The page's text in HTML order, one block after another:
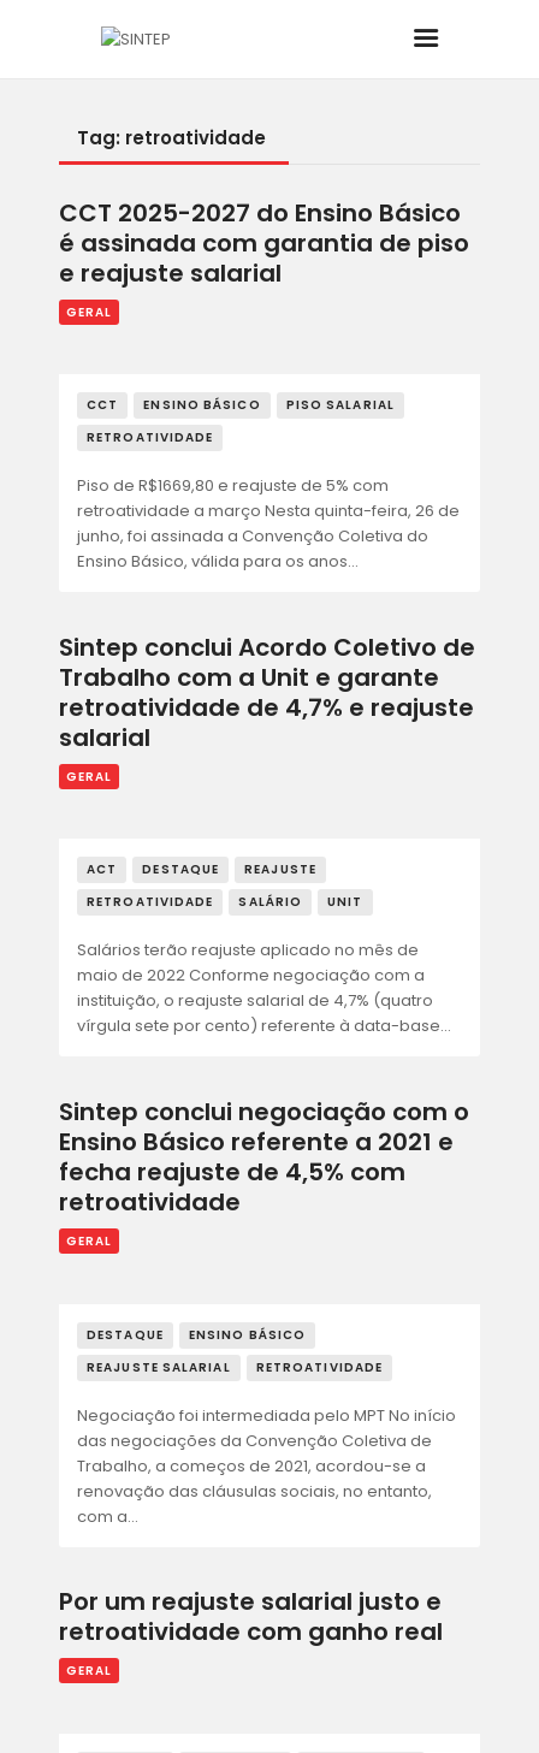
INÍCIO
O SINDICATO
JURÍDICO
NOTÍCIAS
CONVÊNIOS
ACORDOS E CONVENÇÕES
Tag: retroatividade
CCT 2025-2027 do Ensino Básico
é assinada com garantia de piso
e reajuste salarial
GERAL
CCT ENSINO BÁSICO
PISO SALARIAL
RETROATIVIDADE
Piso de R$1669,80 e reajuste de 5% com
retroatividade a março Nesta quinta-feira, 26 de
junho, foi assinada a Convenção Coletiva do
Ensino Básico, válida para os anos…
Sintep conclui Acordo Coletivo de
Trabalho com a Unit e garante
retroatividade de 4,7% e reajuste
salarial
GERAL
ACT DESTAQUE
REAJUSTE
RETROATIVIDADE
SALÁRIO UNIT
Salários terão reajuste aplicado no mês de
maio de 2022 Conforme negociação com a
instituição, o reajuste salarial de 4,7% (quatro
vírgula sete por cento) referente à data-base…
Sintep conclui negociação com o
Ensino Básico referente a 2021 e
fecha reajuste de 4,5% com
retroatividade
GERAL
DESTAQUE
ENSINO BÁSICO
REAJUSTE SALARIAL
RETROATIVIDADE
Negociação foi intermediada pelo MPT No início
das negociações da Convenção Coletiva de
Trabalho, a começos de 2021, acordou-se a
renovação das cláusulas sociais, no entanto,
com a…
Por um reajuste salarial justo e
retroatividade com ganho real
GERAL